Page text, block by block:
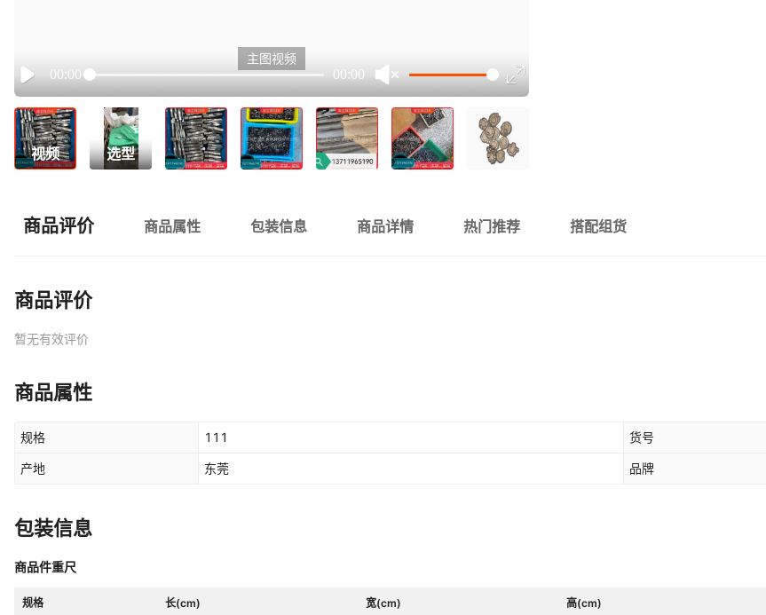
Play
00:00 00:00
主图视频
视频 选型
商品评价 商品属性 包装信息 商品详情 热门推荐 搭配组货
商品评价
暂无有效评价
商品属性
规格 111 货号
产地 东莞 品牌
包装信息
商品件重尺
规格 长(cm) 宽(cm) 高(cm)